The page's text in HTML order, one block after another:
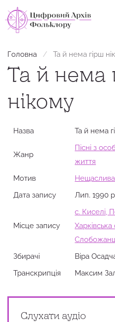
Головна Та й нема гірш
Та й нема
нікому
Назва Та й нема
Жанр
Пісні з
життя
Мотив
Дата запису
Лип. 1990
Місце запису
с. Киселі,
Харківська
Збирачi
Віра
Транскрипція
Максим
Слухати аудіо